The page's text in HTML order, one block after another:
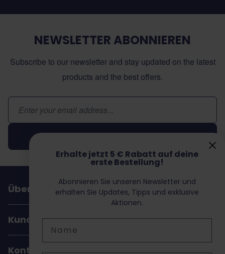
NEWSLETTER ABONNIEREN
Subscribe to our newsletter and stay updated on the latest
products and the best offers.
E-Mail-Adresse
Abonnieren
Über Dochorse
Kundenservice
Kontakt
Erhalte jetzt 5 € Rabatt auf deine
erste Bestellung!
Abonnieren Sie unseren Newsletter und
erhalten Sie Updates, Tipps und exklusive
Aktionen.